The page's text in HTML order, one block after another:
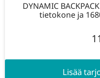
DYNAMIC
tietokone ja
Lisää